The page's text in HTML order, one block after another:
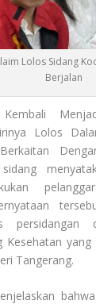
Lolos Sidang
Berjalan
Lolos
sidang
persidangan
Kesehatan
Tangerang.